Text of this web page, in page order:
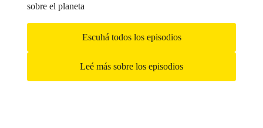
sobre el planeta
Escuhá todos los episodios
Leé más sobre los episodios